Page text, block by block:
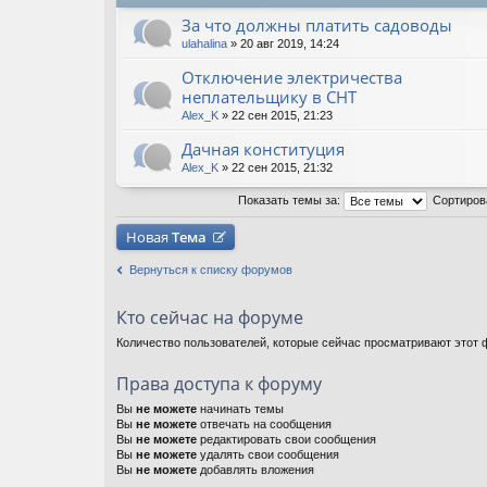
За что должны платить садоводы
ulahalina » 20 авг 2019, 14:24
Отключение электричества
неплательщику в СНТ
Alex_K » 22 сен 2015, 21:23
Дачная конституция
Alex_K » 22 сен 2015, 21:32
Показать темы за:
Новая Тема
Вернуться к списку форумов
Кто сейчас на форуме
Количество пользователей, которые сейчас просматривают
Права доступа к форуму
Вы не можете начинать темы
Вы не можете отвечать на сообщения
Вы не можете редактировать свои сообщения
Вы не можете удалять свои сообщения
Вы не можете добавлять вложения